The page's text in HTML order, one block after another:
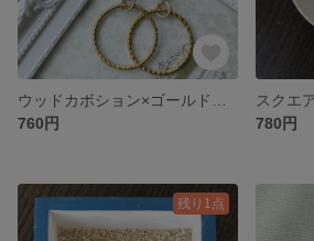
760円
780円
残り1点